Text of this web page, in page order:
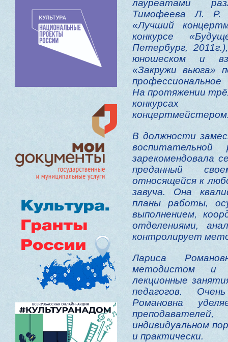
лауреатами
Тимофеева Л. Р.
«Лучший
конкурсе
Петербург,
юношеском и
«Закружи вьюга»
На протяжении
конкурсах
В должности
зарекомендовала
преданный
относящейся к
завуча. Она
планы работы,
выполнением,
отделениями,
контролирует
Лариса
методистом и
лекционные
педагогов.
Романовна
индивидуальном
и практически.